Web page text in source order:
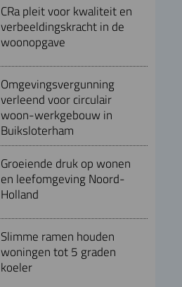
CRa pleit voor kwaliteit en
verbeeldingskracht in de
woonopgave
Omgevingsvergunning
verleend voor circulair
woon-werkgebouw in
Buiksloterham
Groeiende druk op wonen
en leefomgeving Noord-
Holland
Slimme ramen houden
woningen tot 5 graden
koeler